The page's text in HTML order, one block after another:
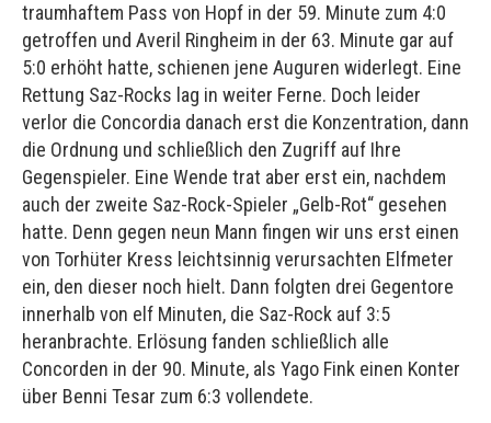
traumhaftem Pass von Hopf in der 59. Minute zum 4:0
getroffen und Averil Ringheim in der 63. Minute gar auf
5:0 erhöht hatte, schienen jene Auguren widerlegt. Eine
Rettung Saz-Rocks lag in weiter Ferne. Doch leider
verlor die Concordia danach erst die Konzentration, dann
die Ordnung und schließlich den Zugriff auf Ihre
Gegenspieler. Eine Wende trat aber erst ein, nachdem
auch der zweite Saz-Rock-Spieler „Gelb-Rot“ gesehen
hatte. Denn gegen neun Mann fingen wir uns erst einen
von Torhüter Kress leichtsinnig verursachten Elfmeter
ein, den dieser noch hielt. Dann folgten drei Gegentore
innerhalb von elf Minuten, die Saz-Rock auf 3:5
heranbrachte. Erlösung fanden schließlich alle
Concorden in der 90. Minute, als Yago Fink einen Konter
über Benni Tesar zum 6:3 vollendete.